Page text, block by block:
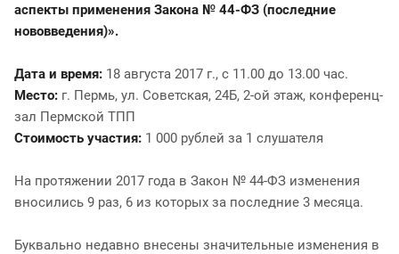
аспекты применения Закона № 44-ФЗ (последние
нововведения)».
Дата и время: 18 августа 2017 г., с 11.00 до 13.00 час.
Место: г. Пермь, ул. Советская, 24Б, 2-ой этаж, конференц-
зал Пермской ТПП
Стоимость участия: 1 000 рублей за 1 слушателя
На протяжении 2017 года в Закон № 44-ФЗ изменения
вносились 9 раз, 6 из которых за последние 3 месяца.
Буквально недавно внесены значительные изменения в